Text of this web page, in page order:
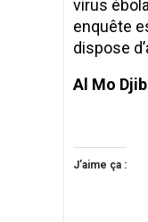
virus
enquête
dispose
Al Mo
J’aime ça :